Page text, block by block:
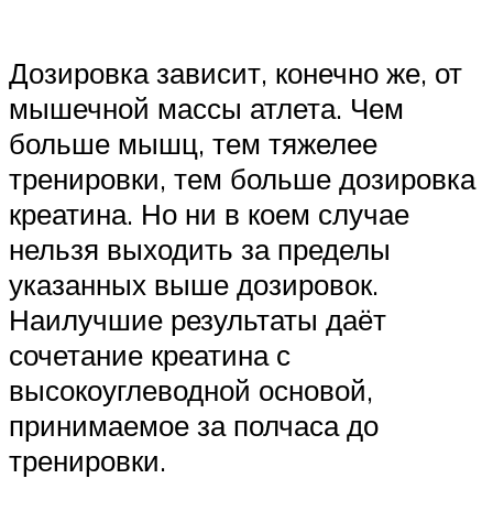
Дозировка зависит, конечно же, от
мышечной массы атлета. Чем
больше мышц, тем тяжелее
тренировки, тем больше дозировка
креатина. Но ни в коем случае
нельзя выходить за пределы
указанных выше дозировок.
Наилучшие результаты даёт
сочетание креатина с
высокоуглеводной основой,
принимаемое за полчаса до
тренировки.